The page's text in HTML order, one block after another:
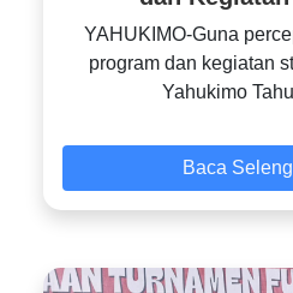
YAHUKIMO-Guna
program dan kegiatan
Yahukimo
Baca